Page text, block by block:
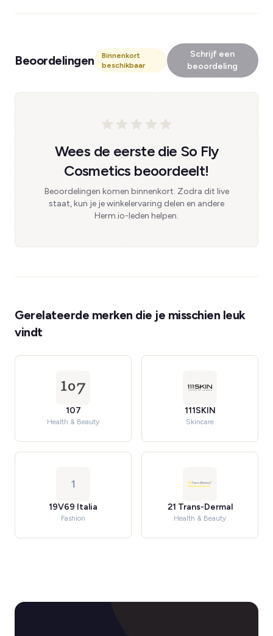
Beoordelingen
Binnenkort
beschikbaar
Schrijf een
beoordeling
Wees de eerste die So Fly
Cosmetics beoordeelt!
Beoordelingen komen binnenkort. Zodra dit live
staat, kun je je winkelervaring delen en andere
Herm.io-leden helpen.
Gerelateerde merken die je misschien leuk
vindt
107
Health & Beauty
111SKIN
Skincare
1
19V69 Italia
Fashion
21 Trans-Dermal
Health & Beauty